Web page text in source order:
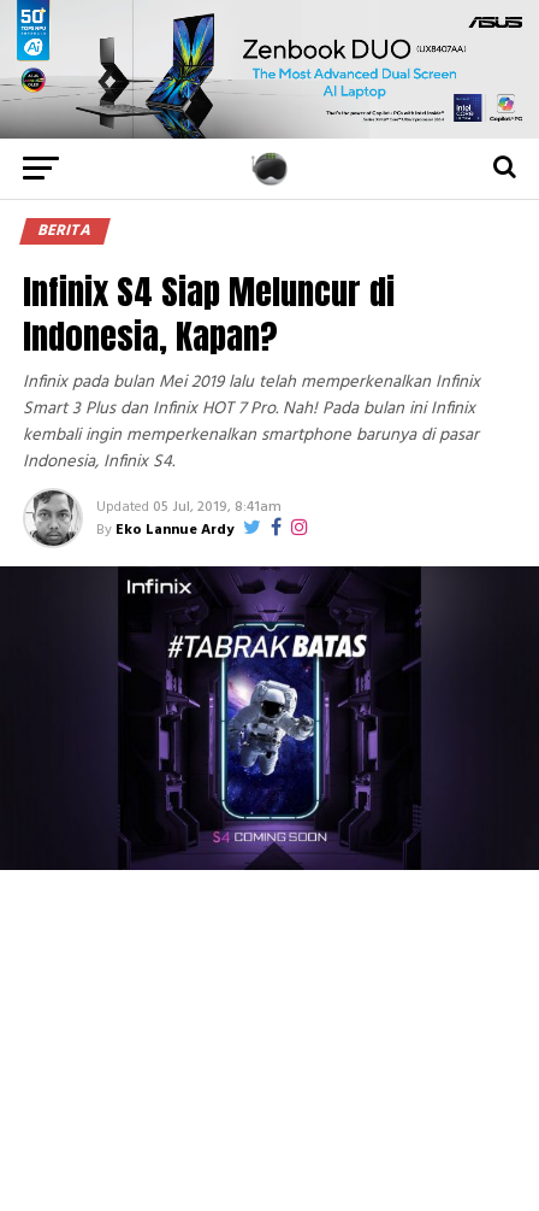
BERITA
Infinix S4 Siap Meluncur di
Indonesia, Kapan?
Infinix pada bulan Mei 2019 lalu telah memperkenalkan Infinix
Smart 3 Plus dan Infinix HOT 7 Pro. Nah! Pada bulan ini Infinix
kembali ingin memperkenalkan smartphone barunya di pasar
Indonesia, Infinix S4.
Updated 05 Jul, 2019, 8:41am
By Eko Lannue Ardy